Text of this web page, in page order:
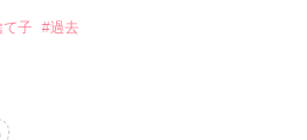
て子 #過去
無く大悪魔のワイズマンに